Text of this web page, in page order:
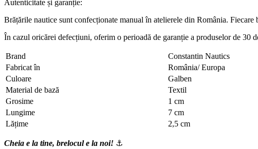
Autenticitate și garanție:
Brățările nautice sunt confecționate manual în atelierele din România.
În cazul oricărei defecțiuni, oferim o perioadă de garanție a produselor de 30
Brand
Constantin Nautics
Fabricat în
România/ Europa
Culoare
Galben
Material de bază
Textil
Grosime
1 cm
Lungime
7 cm
Lățime
2,5 cm
Cheia e la tine, brelocul e la noi! ⚓